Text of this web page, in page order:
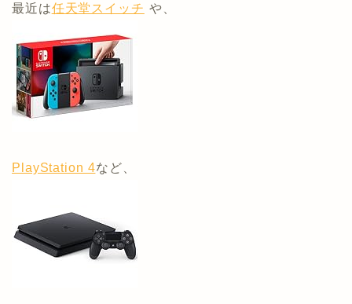
最近は任天堂スイッチ や、
PlayStation 4など、